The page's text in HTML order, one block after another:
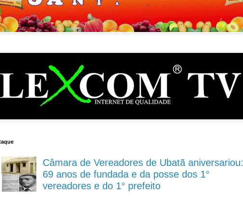
Câmara de Vereadores de Ubatã aniversariou:
69 anos de fundada e da posse dos 1°
vereadores e do 1° prefeito